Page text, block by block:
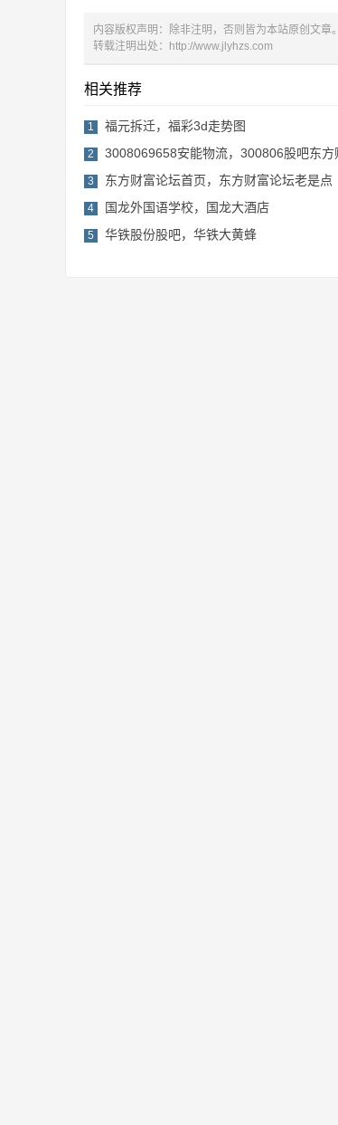
内容版权声明：除非注明，否则皆为本站原创文章。
转载注明出处：
http://www.jlyhzs.com
相关推荐
1 福元拆迁，福彩3d走势图
2 3008069658安能物流，300806股吧东方
3 东方财富论坛首页，东方财富论坛老是点
4 国龙外国语学校，国龙大酒店
5 华铁股份股吧，华铁大黄蜂